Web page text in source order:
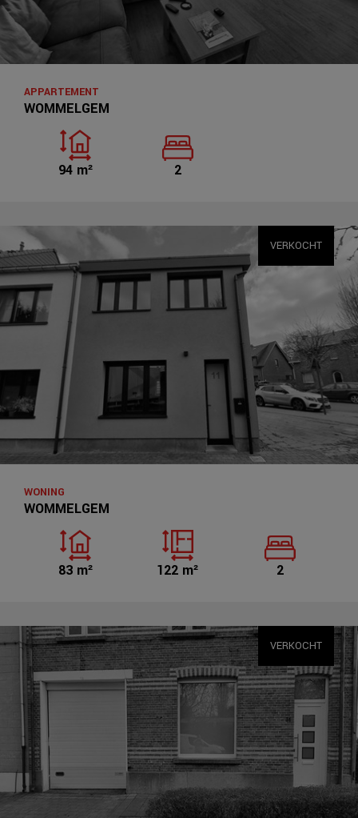
WOMMELGEM
APPARTEMENT
2
94 m²
VERKOCHT
WOMMELGEM
WONING
2
122 m²
83 m²
VERKOCHT